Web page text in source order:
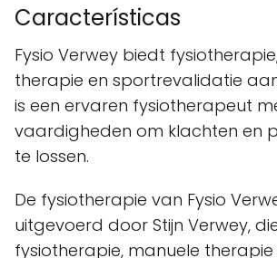
Características
Fysio Verwey biedt
therapie en sportrevalidatie
is een ervaren fysiotherapeut
vaardigheden om klachten en
te lossen.
De fysiotherapie van Fysio
uitgevoerd door Stijn Verwey,
fysiotherapie, manuele therapie